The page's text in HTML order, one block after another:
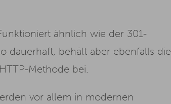
ähnlich wie der 301-
dauerhaft, behält aber ebenfalls die
Methode bei.
vor allem in modernen